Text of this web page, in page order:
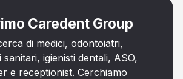
Caredent Group
di medici, odontoiatri,
igienisti dentali, ASO,
e receptionist. Cerchiamo